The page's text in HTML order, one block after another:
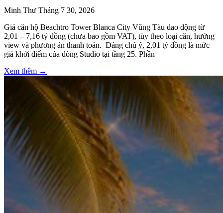
Minh Thư Tháng 7 30, 2026
Giá căn hộ Beachtro Tower Blanca City Vũng Tàu dao động từ
2,01 – 7,16 tỷ đồng (chưa bao gồm VAT), tùy theo loại căn, hướng
view và phương án thanh toán. Đáng chú ý, 2,01 tỷ đồng là mức
giá khởi điểm của dòng Studio tại tầng 25. Phần
Xem thêm →